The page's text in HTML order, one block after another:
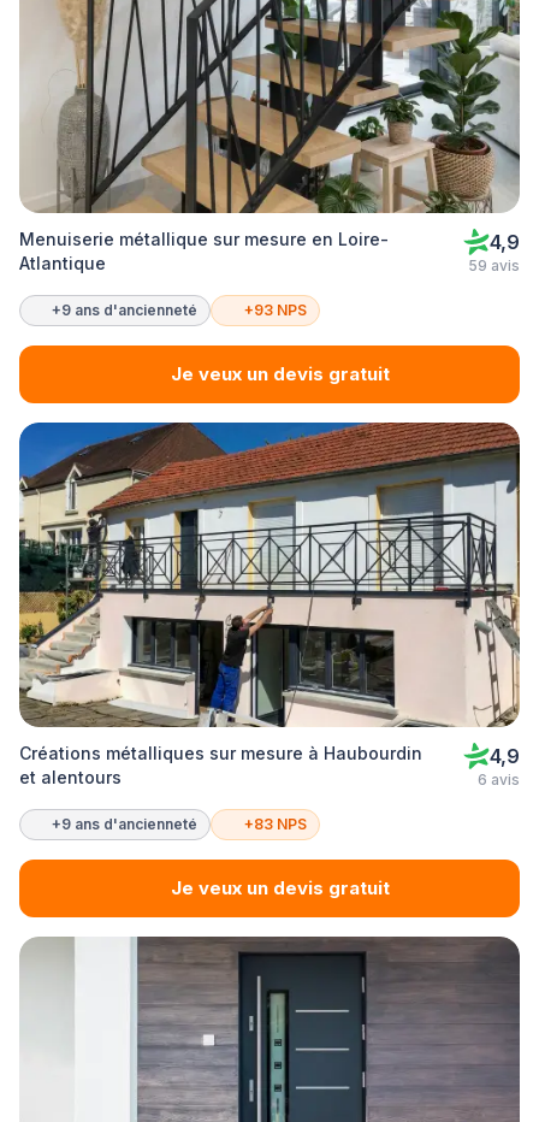
Menuiserie métallique sur mesure en Loire-
Atlantique
4,9
59 avis
+9 ans d'ancienneté +93 NPS
Je veux un devis gratuit
Créations métalliques sur mesure à Haubourdin
et alentours
4,9
6 avis
+9 ans d'ancienneté +83 NPS
Je veux un devis gratuit